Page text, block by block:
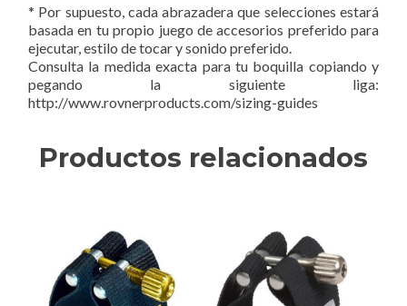
* Por supuesto, cada abrazadera que selecciones estará
basada en tu propio juego de accesorios preferido para
ejecutar, estilo de tocar y sonido preferido.
Consulta la medida exacta para tu boquilla copiando y
pegando la siguiente liga:
http://www.rovnerproducts.com/sizing-guides
Productos relacionados